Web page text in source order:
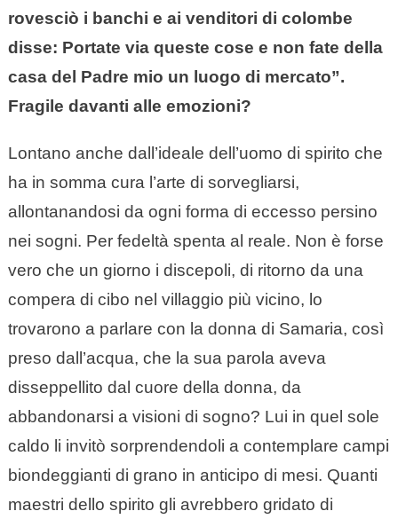
rovesciò i banchi e ai venditori di colombe
disse: Portate via queste cose e non fate della
casa del Padre mio un luogo di mercato”.
Fragile davanti alle emozioni?
Lontano anche dall’ideale dell’uomo di spirito che
ha in somma cura l’arte di sorvegliarsi,
allontanandosi da ogni forma di eccesso persino
nei sogni. Per fedeltà spenta al reale. Non è forse
vero che un giorno i discepoli, di ritorno da una
compera di cibo nel villaggio più vicino, lo
trovarono a parlare con la donna di Samaria, così
preso dall’acqua, che la sua parola aveva
disseppellito dal cuore della donna, da
abbandonarsi a visioni di sogno? Lui in quel sole
caldo li invitò sorprendendoli a contemplare campi
biondeggianti di grano in anticipo di mesi. Quanti
maestri dello spirito gli avrebbero gridato di